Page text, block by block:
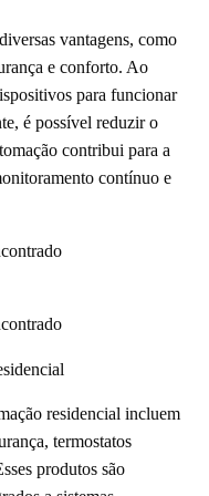
vantagens, como
e conforto. Ao
para funcionar
é possível reduzir o
contribui para a
contínuo e
residencial incluem
termostatos
produtos são